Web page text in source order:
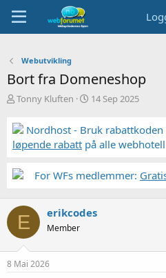
Webutvikling
Bort fra Domeneshop
T
å
d
s
a
e
Tonny Kluften
S
r
t
a
14 Sep 2025
Nordhost - Bruk
løpende rabatt på alle webhotell
For WFs medlemmer:
E erikcodes
Member
8 Mai 2026